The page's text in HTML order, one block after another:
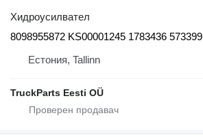
Хидроусилвател
8098955872 KS00001245 1783436 573399
Естония, Tallinn
TruckParts Eesti OÜ